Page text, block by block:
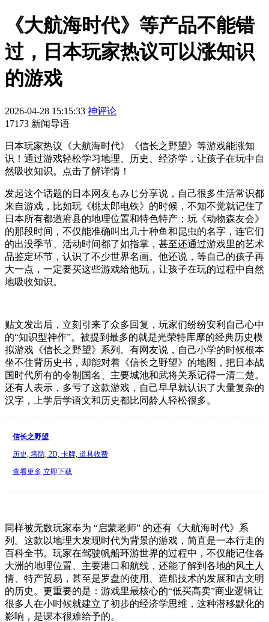
《大航海时代》等产品不能错
过，日本玩家热议可以涨知识
的游戏
2026-04-28 15:15:33 神评论
17173 新闻导语
日本玩家热议《大航海时代》《信长之野望》等游戏能涨知
识！通过游戏轻松学习地理、历史、经济学，让孩子在玩中自
然吸收知识。点击了解详情！
发起这个话题的日本网友もみじ分享说，自己很多生活常识都
来自游戏，比如玩《桃太郎电铁》的时候，不知不觉就记住了
日本所有都道府县的地理位置和特色特产；玩《动物森友会》
的那段时间，不仅能准确叫出几十种鱼和昆虫的名字，连它们
的出没季节、活动时间都了如指掌，甚至还通过游戏里的艺术
品鉴定环节，认识了不少世界名画。他还说，等自己的孩子再
大一点，一定要买这些游戏给他玩，让孩子在玩的过程中自然
地吸收知识。
贴文发出后，立刻引来了众多回复，玩家们纷纷安利自己心中
的“知识型神作”。被提到最多的就是光荣特库摩的经典历史模
拟游戏《信长之野望》系列。有网友说，自己小学的时候根本
坐不住背历史书，却能对着《信长之野望》的地图，把日本战
国时代所有的令制国名、主要城池和武将关系记得一清二楚。
还有人表示，多亏了这款游戏，自己早早就认识了大量复杂的
汉字，上学后学语文和历史都比同龄人轻松很多。
信长之野望
历史, 塔防, 2D, 卡牌, 道具收费
查看更多 立即下载
同样被无数玩家奉为 “启蒙老师” 的还有《大航海时代》系
列。这款以地理大发现时代为背景的游戏，简直是一本行走的
百科全书。玩家在驾驶帆船环游世界的过程中，不仅能记住各
大洲的地理位置、主要港口和航线，还能了解到各地的风土人
情、特产贸易，甚至是罗盘的使用、造船技术的发展和古文明
的历史。更重要的是：游戏里最核心的“低买高卖”商业逻辑让
很多人在小时候就建立了初步的经济学思维，这种潜移默化的
影响，是课本很难给予的。